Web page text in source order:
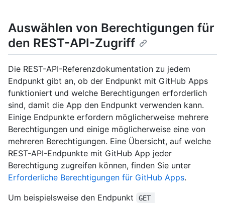
Auswählen von Berechtigungen für
den REST-API-Zugriff
Die REST-API-Referenzdokumentation zu jedem
Endpunkt gibt an, ob der Endpunkt mit GitHub Apps
funktioniert und welche Berechtigungen erforderlich
sind, damit die App den Endpunkt verwenden kann.
Einige Endpunkte erfordern möglicherweise mehrere
Berechtigungen und einige möglicherweise eine von
mehreren Berechtigungen. Eine Übersicht, auf welche
REST-API-Endpunkte mit GitHub App jeder
Berechtigung zugreifen können, finden Sie unter
Erforderliche Berechtigungen für GitHub Apps.
Um beispielsweise den Endpunkt
GET